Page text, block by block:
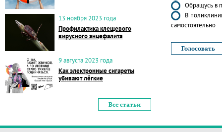
13 ноября 2023 года
Профилактика клещевого
вирусного энцефалита
9 августа 2023 года
Как электронные сигареты
убивают лёгкие
Все статьи
Обращусь в
В
самостоятельно